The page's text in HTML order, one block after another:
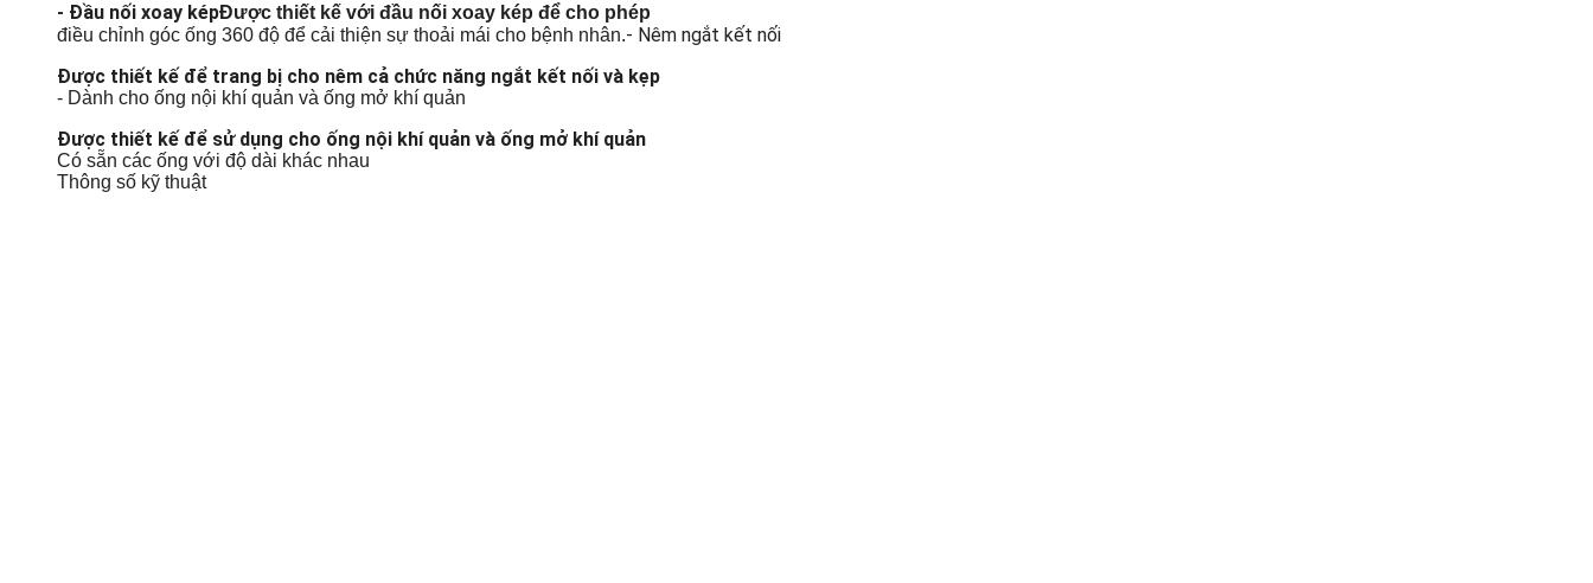
- Đầu nối xoay képĐược thiết kế với đầu nối xoay kép để cho phép
điều chỉnh góc ống 360 độ để cải thiện sự thoải mái cho bệnh nhân.- Nêm ngắt kết nối
Được thiết kế để trang bị cho nêm cả chức năng ngắt kết nối và kẹp
- Dành cho ống nội khí quản và ống mở khí quản
Được thiết kế để sử dụng cho ống nội khí quản và ống mở khí quản
Có sẵn các ống với độ dài khác nhau
Thông số kỹ thuật